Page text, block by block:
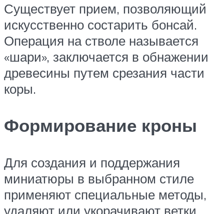
Существует прием, позволяющий
искусственно состарить бонсай.
Операция на стволе называется
«шари», заключается в обнажении
древесины путем срезания части
коры.
Формирование кроны
Для создания и поддержания
миниатюры в выбранном стиле
применяют специальные методы,
удаляют или укорачивают ветки,